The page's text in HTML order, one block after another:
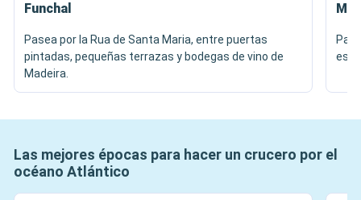
Funchal
Pasea por la Rua de Santa Maria, entre puertas
pintadas, pequeñas terrazas y bodegas de vino de
Madeira.
Las mejores épocas para hacer un crucero por el
océano Atlántico